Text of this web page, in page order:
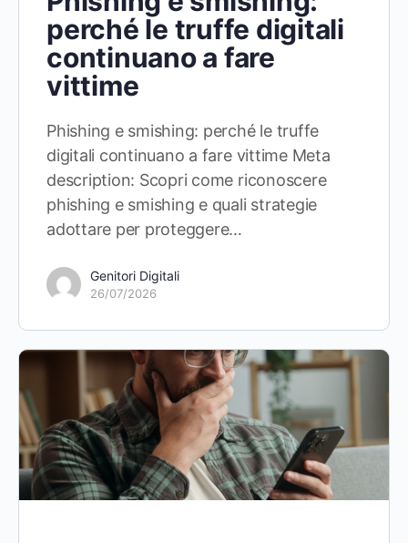
perché le truffe digitali
continuano a fare
vittime
Phishing e smishing: perché le truffe
digitali continuano a fare vittime Meta
description: Scopri come riconoscere
phishing e smishing e quali strategie
adottare per proteggere…
Genitori Digitali
26/07/2026